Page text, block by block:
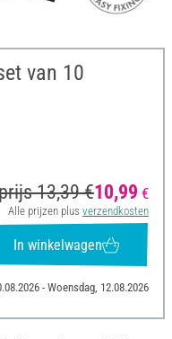
van 10
13,39 €10,99 €
Alle prijzen plus verzendkosten
In winkelwagen
- Woensdag, 12.08.2026